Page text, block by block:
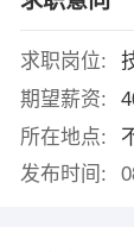
求职岗位:
期望薪资:
所在地点:
发布时间: